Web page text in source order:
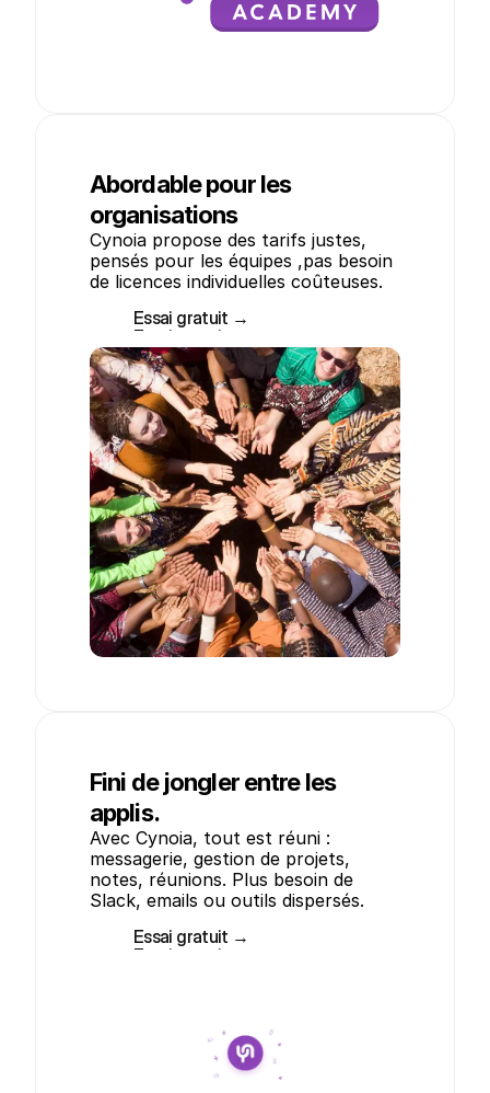
Abordable pour les
organisations
Cynoia propose des tarifs justes,
pensés pour les équipes ,pas besoin
de licences individuelles coûteuses.
Essai gratuit →
Essai gratuit →
Fini de jongler entre les
applis.
Avec Cynoia, tout est réuni :
messagerie, gestion de projets,
notes, réunions. Plus besoin de
Slack, emails ou outils dispersés.
Essai gratuit →
Essai gratuit →